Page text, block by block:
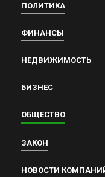
ПОЛИТИКА
ФИНАНСЫ
НЕДВИЖИМОСТЬ
БИЗНЕС
ОБЩЕСТВО
ЗАКОН
НОВОСТИ